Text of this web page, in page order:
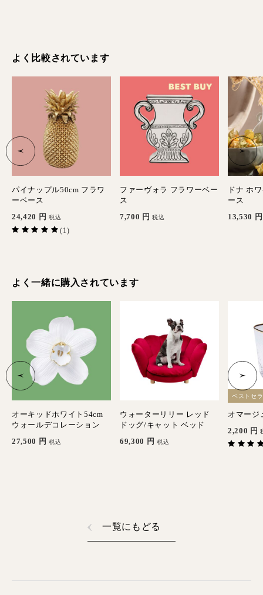
よく比較されています
パイナップル50cm フラワ
ーベース
24,420 円 税込
(1)
ファーヴォラ フラワーベー
ス
7,700 円 税込
ドナ ホ
ース
13,530 円
よく一緒に購入されています
オーキッドホワイト54cm
ウォールデコレーション
27,500 円 税込
ウォーターリリー レッド
ドッグ/キャット ベッド
69,300 円 税込
ベストセ
オマージ
2,200 円
一覧にもどる